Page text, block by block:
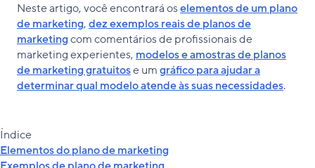
Neste artigo, você encontrará oselementos de um plano
de marketing,dez exemplos reais de planos de
marketingcom comentários de profissionais de
marketing experientes, modelos e amostras de planos
de marketing gratuitose umgráfico para ajudar a
determinar qual modelo atende às suas necessidades.
Índice
Elementos do plano de marketing